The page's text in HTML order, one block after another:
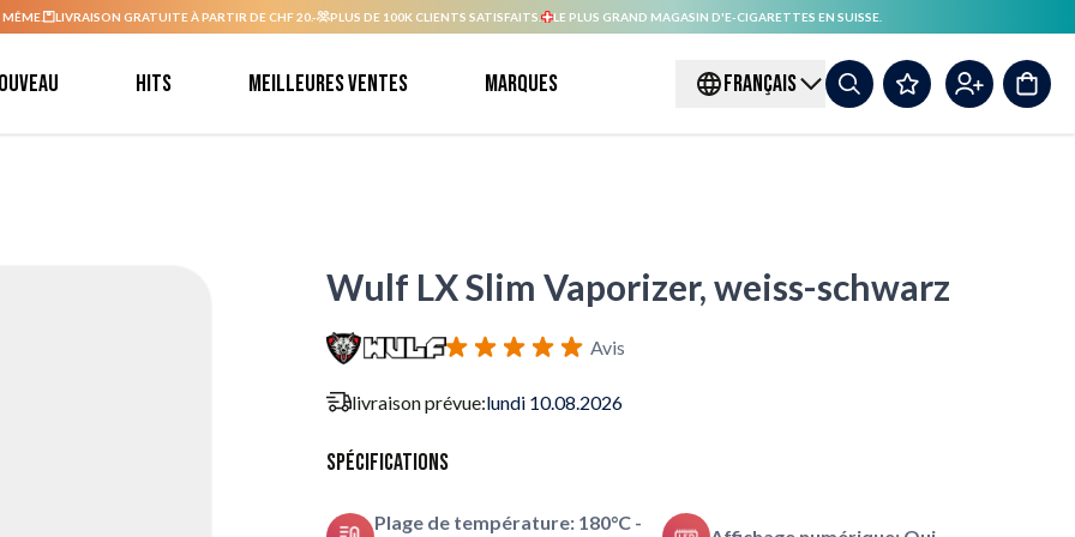
LIVRAISON GRATUITE À PARTIR DE CHF 20.- PLUS DE 100K CLIENTS SATISFAITS. LE PLUS GRAND MAGASIN D'E-CIGARETTES EN SUISSE.
Hits Meilleures ventes Marques FRANÇAIS
Wulf LX Slim Vaporizer, weiss-schwarz
Avis
livraison prévue:lundi 10.08.2026
Spécifications
Plage de température: 180°C -